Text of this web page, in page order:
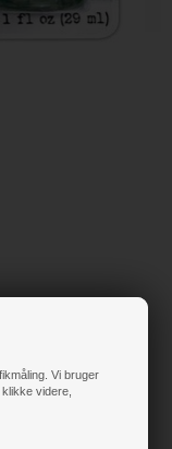
Vi bruger
videre,